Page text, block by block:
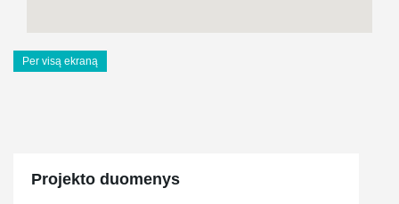
Per visą ekraną
Projekto duomenys